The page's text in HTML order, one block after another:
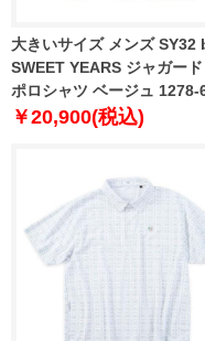
大きいサイズ メンズ SY32
SWEET YEARS ジャガー
ポロシャツ ベージュ 1278-
1 3L 4L 5L 6L
￥20,900(税込)